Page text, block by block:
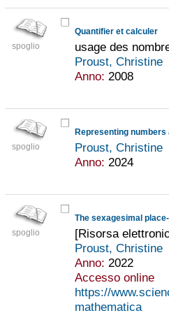
spoglio
Quantifier et calculer
usage des
Proust, Christine
Anno: 2008
spoglio
Proust, Christine
Anno: 2024
spoglio
[Risorsa
Proust, Christine
Anno: 2022
Accesso online
https://
mathematica